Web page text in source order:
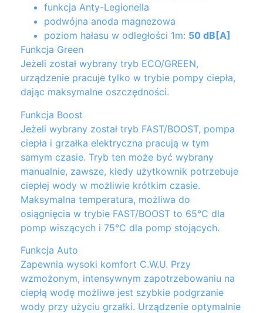
funkcja Anty-Legionella
podwójna anoda magnezowa
poziom hałasu w odległości 1m: 50 dB[A]
Funkcja Green
Jeżeli został wybrany tryb ECO/GREEN,
urządzenie pracuje tylko w trybie pompy ciepła,
dając maksymalne oszczędności.
Funkcja Boost
Jeżeli wybrany został tryb FAST/BOOST, pompa
ciepła i grzałka elektryczna pracują w tym
samym czasie. Tryb ten może być wybrany
manualnie, zawsze, kiedy użytkownik potrzebuje
ciepłej wody w możliwie krótkim czasie.
Maksymalna temperatura, możliwa do
osiągnięcia w trybie FAST/BOOST to 65°C dla
pomp wiszących i 75°C dla pomp stojących.
Funkcja Auto
Zapewnia wysoki komfort C.W.U. Przy
wzmożonym, intensywnym zapotrzebowaniu na
ciepłą wodę możliwe jest szybkie podgrzanie
wody przy użyciu grzałki. Urządzenie optymalnie